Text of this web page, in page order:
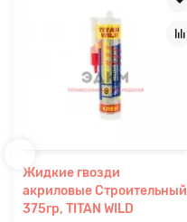
Жидкие гвозди
акриловые Строительный
375гр, TITAN WILD